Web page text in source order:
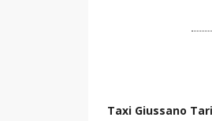
Taxi Giussano